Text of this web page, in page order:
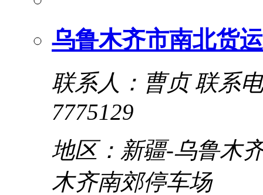
乌鲁木齐市南北货运
联系人：曹贞 联系
7775129
地区：新疆-乌鲁木
木齐南郊停车场